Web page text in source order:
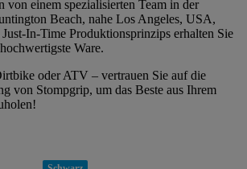
von einem spezialisierten Team in der
Beach, nahe Los Angeles, USA,
In-Time Produktionsprinzips erhalten Sie
Ware.
oder ATV – vertrauen Sie auf die
von Stompgrip, um das Beste aus Ihrem